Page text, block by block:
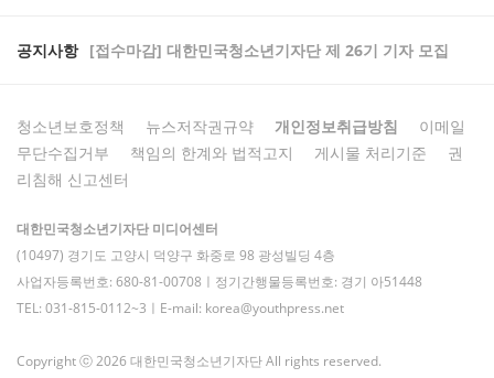
공지사항 [접수마감] 대한민국청소년기자단 제 26기 기자 모집
청소년보호정책 뉴스저작권규약 개인정보취급방침
이메일
무단수집거부
책임의 한계와 법적고지 게시물 처리기준
권
리침해 신고센터
대한민국청소년기자단 미디어센터
(10497) 경기도 고양시 덕양구 화중로 98 광성빌딩 4층
사업자등록번호: 680-81-00708ㅣ정기간행물등록번호: 경기 아51448
TEL: 031-815-0112~3ㅣE-mail: korea@youthpress.net
Copyright ⓒ 2026 대한민국청소년기자단 All rights reserved.